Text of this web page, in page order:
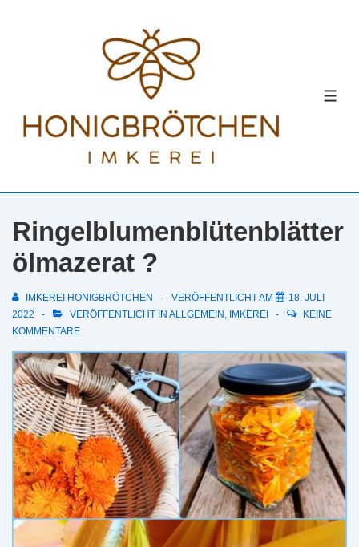
Ringelblumenblütenblätter
ölmazerat ?
IMKEREI HONIGBRÖTCHEN VERÖFFENTLICHT AM
18. JULI
2022
VERÖFFENTLICHT IN ALLGEMEIN IMKEREI
KEINE
KOMMENTARE